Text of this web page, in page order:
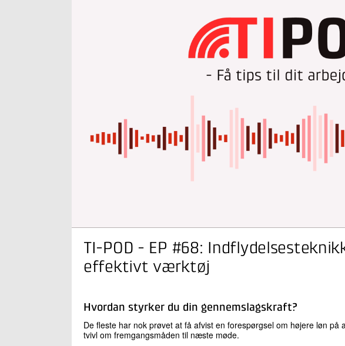
TI-POD - EP #68:
effektivt værktøj
Hvordan styrker du din gennemslagskraft?
De fleste har nok prøvet at få afvist en forespørgsel om højere løn på
tvivl om fremgangsmåden til næste møde.